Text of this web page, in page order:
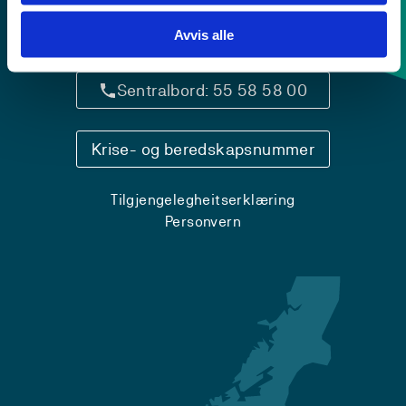
Avvis alle
Kontaktinfo og opningstider
Sentralbord: 55 58 58 00
Krise- og beredskapsnummer
Tilgjengelegheitserklæring
Personvern